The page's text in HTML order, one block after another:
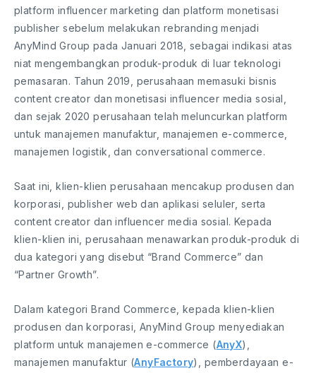
platform influencer marketing dan platform monetisasi
publisher sebelum melakukan rebranding menjadi
AnyMind Group pada Januari 2018, sebagai indikasi atas
niat mengembangkan produk-produk di luar teknologi
pemasaran. Tahun 2019, perusahaan memasuki bisnis
content creator dan monetisasi influencer media sosial,
dan sejak 2020 perusahaan telah meluncurkan platform
untuk manajemen manufaktur, manajemen e-commerce,
manajemen logistik, dan conversational commerce.
Saat ini, klien-klien perusahaan mencakup produsen dan
korporasi, publisher web dan aplikasi seluler, serta
content creator dan influencer media sosial. Kepada
klien-klien ini, perusahaan menawarkan produk-produk di
dua kategori yang disebut “Brand Commerce” dan
“Partner Growth”.
Dalam kategori Brand Commerce, kepada klien-klien
produsen dan korporasi, AnyMind Group menyediakan
platform untuk manajemen e-commerce (AnyX),
manajemen manufaktur (AnyFactory), pemberdayaan e-